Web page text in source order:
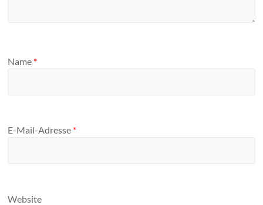
Name *
E-Mail-Adresse *
Website